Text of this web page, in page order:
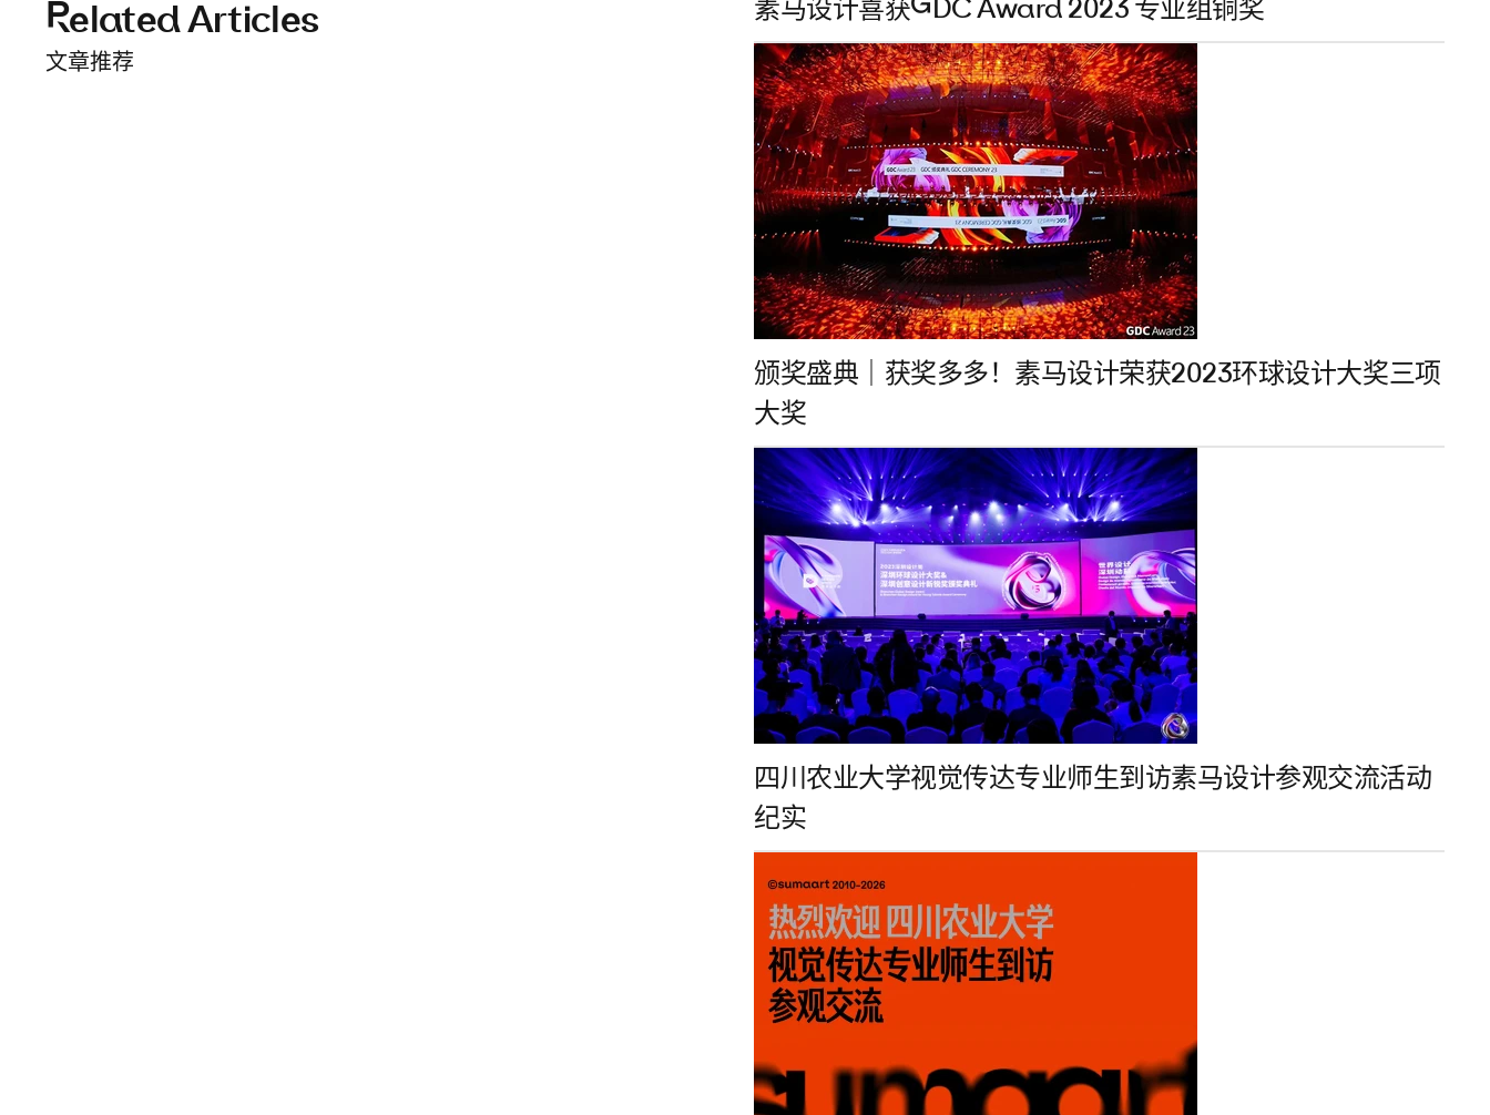
Related Articles
文章推荐
素马设计喜获GDC Award 2023 专业组铜奖
颁奖盛典｜获奖多多！素马设计荣获2023环球设计大奖三项
大奖
四川农业大学视觉传达专业师生到访素马设计参观交流活动
纪实